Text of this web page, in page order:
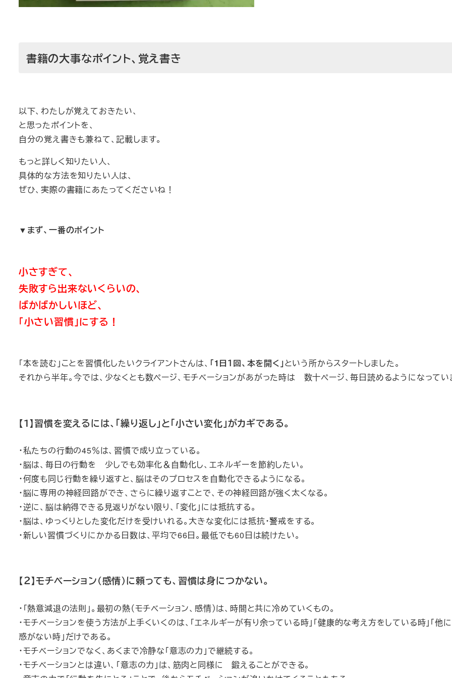
書籍の大事なポイント、覚え書き
以下、わたしが覚えておきたい、
と思ったポイントを、
自分の覚え書きも兼ねて、記載します。
もっと詳しく知りたい人、
具体的な方法を知りたい人は、
ぜひ、実際の書籍にあたってくださいね！
▼まず、一番のポイント
小さすぎて、
失敗すら出来ないくらいの、
ばかばかしいほど、
「小さい習慣」にする！
「本を読む」ことを習慣化したいクライアントさんは、 「1日１回、本を開く」という所からスタートしました。
それから半年。今では、少なくとも数ページ、モチベーションがあがった時は 数十ページ、毎日読めるようになってい
【１】習慣を変えるには、「繰り返し」と「小さい変化」がカギである。
・私たちの行動の45％は、習慣で成り立っている。
・脳は、毎日の行動を 少しでも効率化＆自動化し、エネルギーを節約したい。
・何度も同じ行動を繰り返すと、脳はそのプロセスを自動化できるようになる。
・脳に専用の神経回路ができ、さらに繰り返すことで、その神経回路が強く太くなる。
・逆に、脳は納得できる見返りがない限り、「変化」には抵抗する。
・脳は、ゆっくりとした変化だけを受けいれる。大きな変化には抵抗・警戒をする。
・新しい習慣づくりにかかる日数は、平均で66日。最低でも60日は続けたい。
【２】モチベーション（感情）に頼っても、習慣は身につかない。
・「熱意減退の法則」。最初の熱（モチベーション、感情）は、時間と共に冷めていくもの。
・モチベーションを使う方法が上手くいくのは、「エネルギーが有り余っている時」「健康的な考え方をしている時」「他
惑がない時」だけである。
・モチベーションでなく、あくまで冷静な「意志の力」で継続する。
・モチベーションとは違い、「意志の力」は、筋肉と同様に 鍛えることができる。